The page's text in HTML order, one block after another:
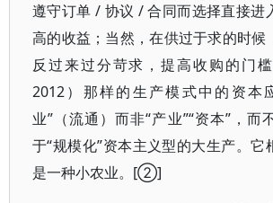
遵守订单 / 协议 / 合同而选择直接进
高的收益；当然，在供过于求的时候
反过来过分苛求，提高收购的门
2012）那样的生产模式中的资本
业”（流通）而非“产业”“资本”，而
于“规模化”资本主义型的大生产。它
是一种小农业。[②]